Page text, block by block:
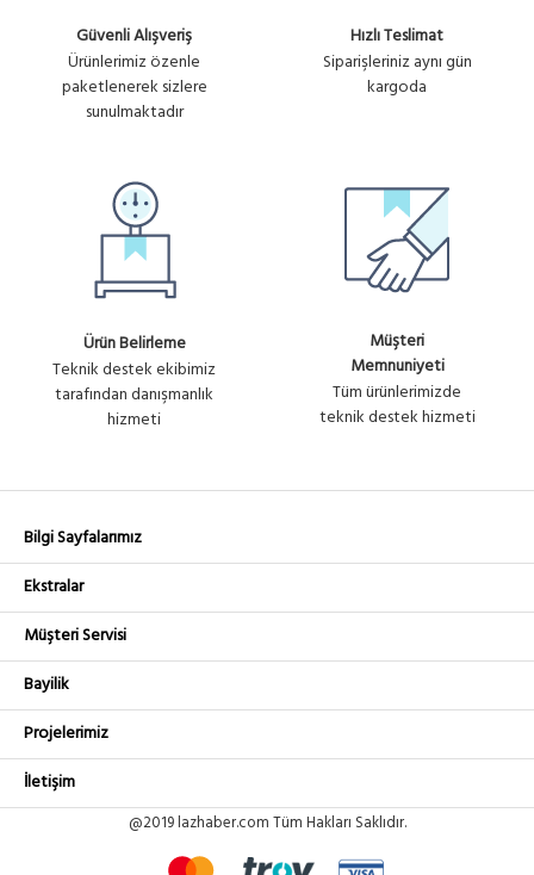
Güvenli Alışveriş
Ürünlerimiz özenle
paketlenerek sizlere
sunulmaktadır
Hızlı Teslimat
Siparişleriniz aynı gün
kargoda
Ürün Belirleme
Teknik destek ekibimiz
tarafından danışmanlık
hizmeti
Müşteri
Memnuniyeti
Tüm ürünlerimizde
teknik destek hizmeti
Bilgi Sayfalarımız
Ekstralar
Müşteri Servisi
Bayilik
Projelerimiz
İletişim
@2019 lazhaber.com Tüm Hakları Saklıdır.